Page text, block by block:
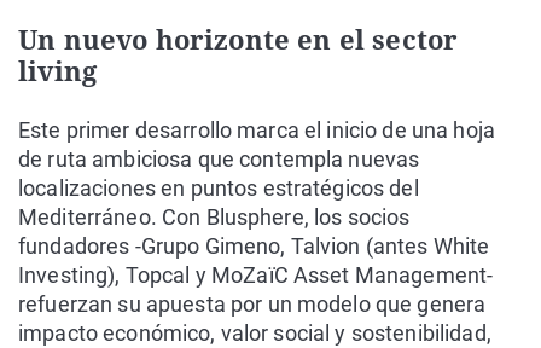
Un nuevo horizonte en el sector
living
Este primer desarrollo marca el inicio de una hoja
de ruta ambiciosa que contempla nuevas
localizaciones en puntos estratégicos del
Mediterráneo. Con Blusphere, los socios
fundadores -Grupo Gimeno, Talvion (antes White
Investing), Topcal y MoZaïC Asset Management-
refuerzan su apuesta por un modelo que genera
impacto económico, valor social y sostenibilidad,